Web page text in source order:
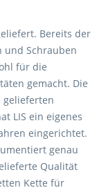
Bereits der
und Schrauben
für die
gemacht. Die
gelieferten
LIS ein eigenes
eingerichtet.
genau
Qualität
Kette für